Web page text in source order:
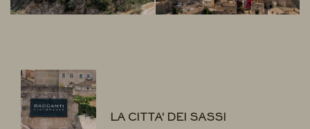
LA CITTA' DEI SASSI